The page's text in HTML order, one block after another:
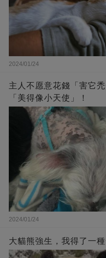
2024/01/24
主人不愿意花錢「害它
「美得像小天使」！
2024/01/24
大貓熊強生，我得了一